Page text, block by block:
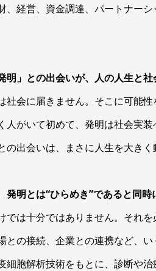
、経営、資金調達、パートナー
明」との出会いが、人の人生と
社会に届きません。そこに可能
人がいて初めて、発明は社会実
の出会いは、まさに人生を大きく
発明とは“ひらめき”であると同
では十分ではありません。それを
の接続、企業との連携など、い
細胞解析技術をもとに、診断や